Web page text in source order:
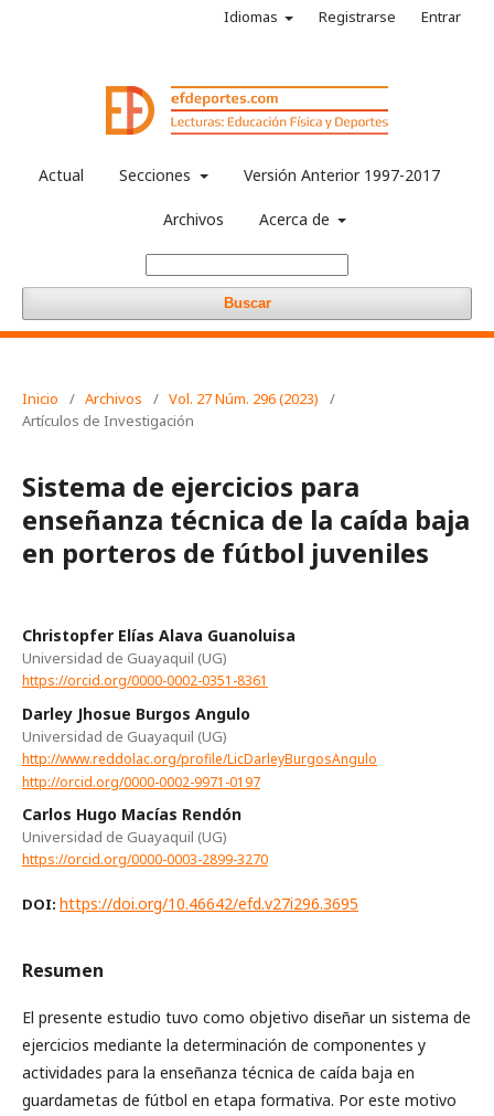
Actual Secciones Versión Anterior 1997-2017
Archivos Acerca de
Buscar
Idiomas Registrarse Entrar
Inicio / Archivos / Vol. 27 Núm. 296 (2023)
/
Artículos de Investigación
Sistema de ejercicios para
enseñanza técnica de la caída baja
en porteros de fútbol juveniles
Christopfer Elías Alava Guanoluisa
Universidad de Guayaquil (UG)
https://orcid.org/0000-0002-0351-8361
Darley Jhosue Burgos Angulo
Universidad de Guayaquil (UG)
http://www.reddolac.org/profile/LicDarleyBurgosAngulo
http://orcid.org/0000-0002-9971-0197
Carlos Hugo Macías Rendón
Universidad de Guayaquil (UG)
https://orcid.org/0000-0003-2899-3270
DOI: https://doi.org/10.46642/efd.v27i296.3695
Resumen
El presente estudio tuvo como objetivo diseñar un sistema de
ejercicios mediante la determinación de componentes y
actividades para la enseñanza técnica de caída baja en
guardametas de fútbol en etapa formativa. Por este motivo